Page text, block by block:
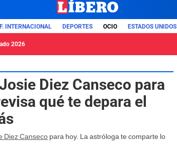
F. INTERNACIONAL DEPORTES OCIO ESTADOS UNIDOS
2026
Diez Canseco para
qué te depara el
Diez Canseco para hoy. La astróloga te comparte lo